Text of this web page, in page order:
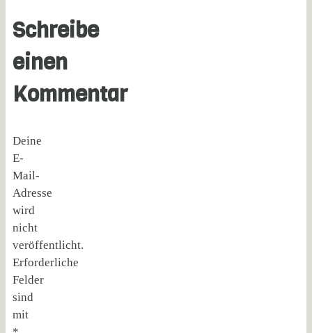
Schreibe
einen
Kommentar
Deine
E-
Mail-
Adresse
wird
nicht
veröffentlicht.
Erforderliche
Felder
sind
mit